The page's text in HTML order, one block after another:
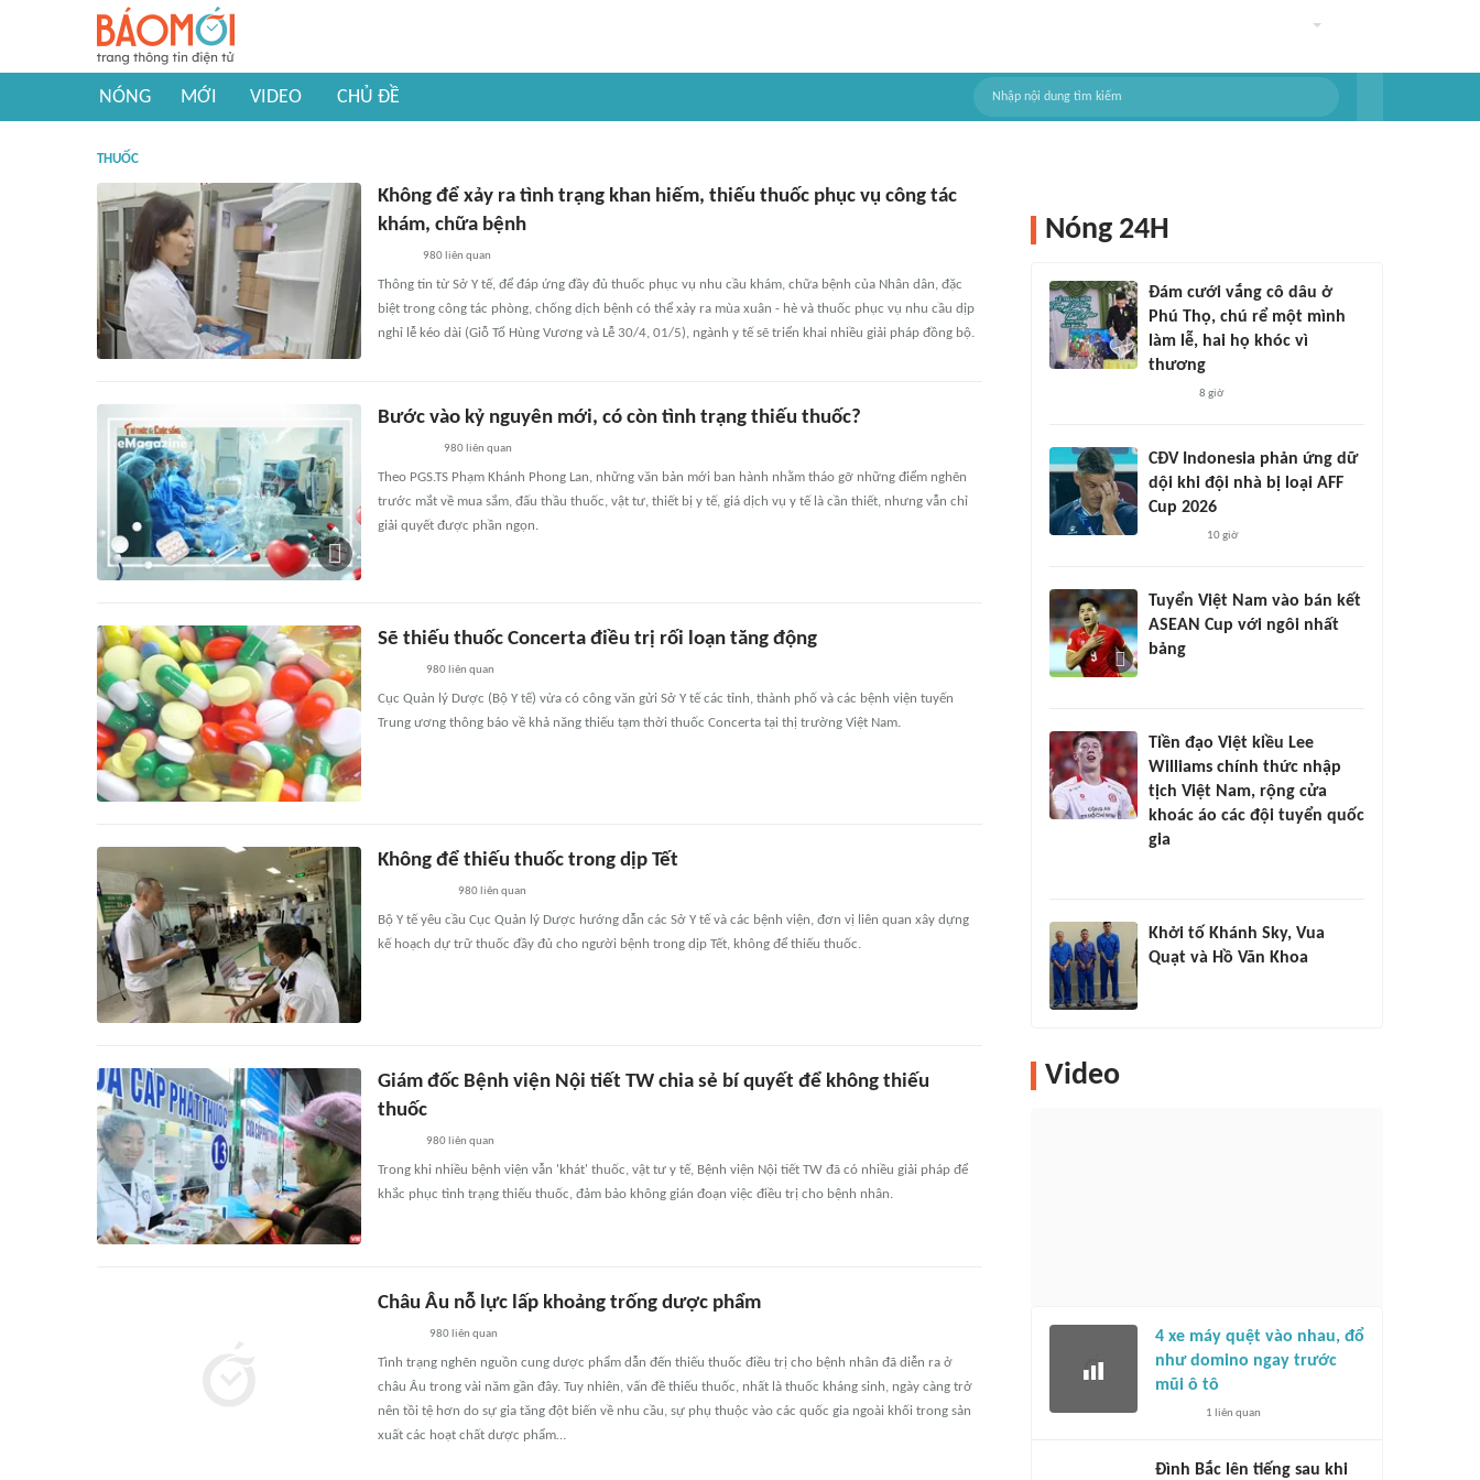
NÓNG MỚI VIDEO CHỦ ĐỀ
THUỐC
Không để xảy ra tình trạng khan hiếm, thiếu thuốc phục vụ công tác
khám, chữa bệnh
980 liên quan
Thông tin từ Sở Y tế, để đáp ứng đầy đủ thuốc phục vụ nhu cầu khám, chữa bệnh của Nhân dân, đặc
biệt trong công tác phòng, chống dịch bệnh có thể xảy ra mùa xuân - hè và thuốc phục vụ nhu cầu dịp
nghỉ lễ kéo dài (Giỗ Tổ Hùng Vương và Lễ 30/4, 01/5), ngành y tế sẽ triển khai nhiều giải pháp đồng bộ.
Bước vào kỷ nguyên mới, có còn tình trạng thiếu thuốc?
980 liên quan
Theo PGS.TS Phạm Khánh Phong Lan, những văn bản mới ban hành nhằm tháo gỡ những điểm nghẽn
trước mắt về mua sắm, đấu thầu thuốc, vật tư, thiết bị y tế, giá dịch vụ y tế là cần thiết, nhưng vẫn chỉ
giải quyết được phần ngọn.
Sẽ thiếu thuốc Concerta điều trị rối loạn tăng động
980 liên quan
Cục Quản lý Dược (Bộ Y tế) vừa có công văn gửi Sở Y tế các tỉnh, thành phố và các bệnh viện tuyến
Trung ương thông báo về khả năng thiếu tạm thời thuốc Concerta tại thị trường Việt Nam.
Không để thiếu thuốc trong dịp Tết
980liên quan
Bộ Y tế yêu cầu Cục Quản lý Dược hướng dẫn các Sở Y tế và các bệnh viện, đơn vị liên quan xây dựng
kế hoạch dự trữ thuốc đầy đủ cho người bệnh trong dịp Tết, không để thiếu thuốc.
Giám đốc Bệnh viện Nội tiết TW chia sẻ bí quyết để không thiếu
thuốc
980 liên quan
Trong khi nhiều bệnh viện vẫn 'khát' thuốc, vật tư y tế, Bệnh viện Nội tiết TW đã có nhiều giải pháp để
khắc phục tình trạng thiếu thuốc, đảm bảo không gián đoạn việc điều trị cho bệnh nhân.
Châu Âu nỗ lực lấp khoảng trống dược phẩm
980 liên quan
Tình trạng nghẽn nguồn cung dược phẩm dẫn đến thiếu thuốc điều trị cho bệnh nhân đã diễn ra ở
châu Âu trong vài năm gần đây. Tuy nhiên, vấn đề thiếu thuốc, nhất là thuốc kháng sinh, ngày càng trở
nên tồi tệ hơn do sự gia tăng đột biến về nhu cầu, sự phụ thuộc vào các quốc gia ngoài khối trong sản
xuất các hoạt chất dược phẩm…
Nóng 24H
Đám cưới vắng cô dâu ở
Phú Thọ, chú rể một mình
làm lễ, hai họ khóc vì
thương
8 giờ
CĐV Indonesia phản ứng dữ
dội khi đội nhà bị loại AFF
Cup 2026
10 giờ
Tuyển Việt Nam vào bán kết
ASEAN Cup với ngôi nhất
bảng
Tiền đạo Việt kiều Lee
Williams chính thức nhập
tịch Việt Nam, rộng cửa
khoác áo các đội tuyển quốc
gia
Khởi tố Khánh Sky, Vua
Quạt và Hồ Văn Khoa
Video
4 xe máy quệt vào nhau, đổ
như domino ngay trước
mũi ô tô
1 liên quan
Đình Bắc lên tiếng sau khi